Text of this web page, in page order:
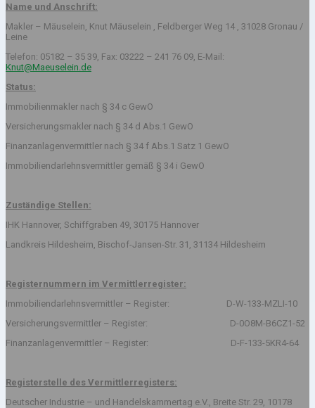
Name und Anschrift:
Makler – Mäuselein, Knut Mäuselein , Feldberger Weg 14 , 31028 Gronau /
Leine
Telefon: 05182 – 35 39, Fax: 03222 – 241 76 09, E-Mail:
Knut@Maeuselein.de
Status:
Immobilienmakler nach § 34 c GewO
Versicherungsmakler nach § 34 d Abs.1 GewO
Finanzanlagenvermittler nach § 34 f Abs.1 Satz 1 GewO
Immobiliendarlehnsvermittler gemäß § 34 i GewO
Zuständige Stellen:
IHK Hannover, Schiffgraben 49, 30175 Hannover
Landkreis Hildesheim, Bischof-Jansen-Str. 31, 31134 Hildesheim
Registernummern im Vermittlerregister:
Immobiliendarlehnsvermittler – Register: D-W-133-MZLI-10
Versicherungsvermittler – Register: D-0O8M-B6CZ1-52
Finanzanlagenvermittler – Register: D-F-133-5KR4-64
Registerstelle des Vermittlerregisters:
Deutscher Industrie – und Handelskammertag e.V., Breite Str. 29, 10178